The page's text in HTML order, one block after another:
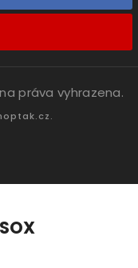
práva vyhrazena.